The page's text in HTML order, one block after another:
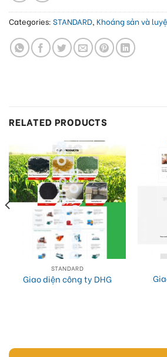
Categories: STANDARD, Khoáng sản và
RELATED PRODUCTS
STANDARD
Giao diện công ty DHG